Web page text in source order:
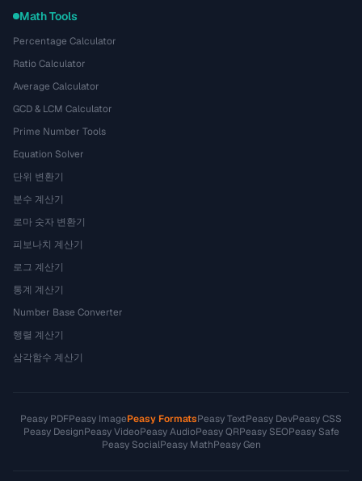
Math Tools
Percentage Calculator
Ratio Calculator
Average Calculator
GCD & LCM Calculator
Prime Number Tools
Equation Solver
단위 변환기
분수 계산기
로마 숫자 변환기
피보나치 계산기
로그 계산기
통계 계산기
Number Base Converter
행렬 계산기
삼각함수 계산기
Peasy PDFPeasy ImagePeasy FormatsPeasy TextPeasy DevPeasy CSS
Peasy DesignPeasy VideoPeasy AudioPeasy QRPeasy SEOPeasy Safe
Peasy SocialPeasy MathPeasy Gen